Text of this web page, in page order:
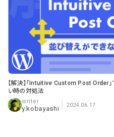
【解決】「Intuitive Custom Post Order
い時の対処法
y.kobayashi 2024.06.17